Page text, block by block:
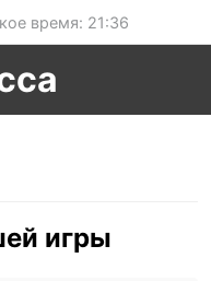
время: 21:36
игры